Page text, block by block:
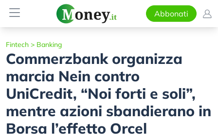
Abbonati
Fintech > Banking
Commerzbank organizza
marcia Nein contro
UniCredit, “Noi forti e soli”,
mentre azioni sbandierano in
Borsa l’effetto Orcel